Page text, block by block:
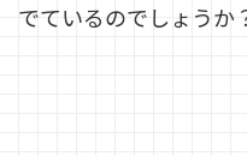
でているのでしょうか